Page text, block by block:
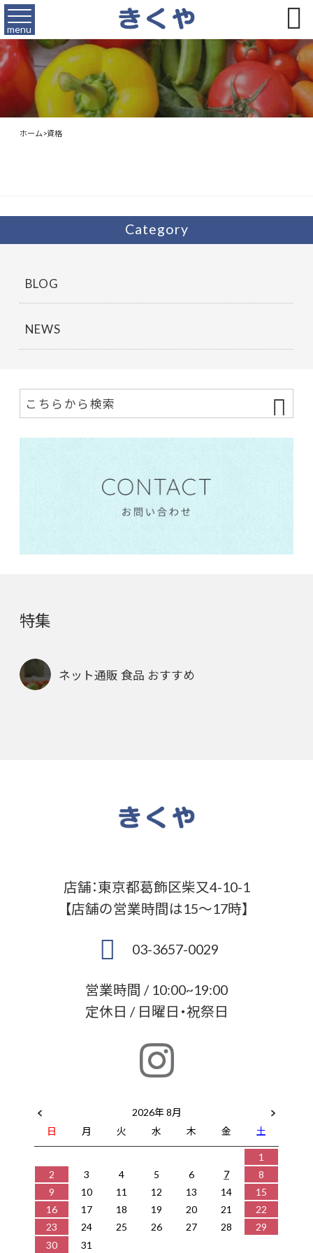
menu 
ホーム>資格
Category
BLOG
NEWS
特集
ネット通販 食品 おすすめ
店舗：東京都葛飾区柴又4-10-1
【店舗の営業時間は15～17時】
03-3657-0029
営業時間 / 10:00~19:00
定休日 / 日曜日・祝祭日
2026年 8月
日
月 火 水 木 金
土
1
2
3 4 5 6 7
8
9
10 11 12 13 14
15
16
17 18 19 20 21
22
23
24 25 26 27 28
29
30
31